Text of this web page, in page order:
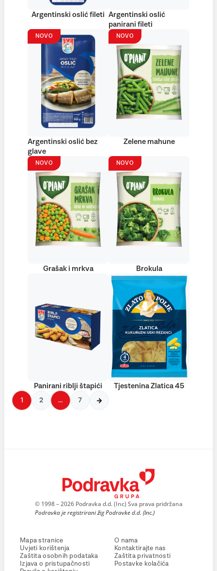
Argentinski oslić fileti Argentinski oslić
panirani fileti
NOVO
Argentinski oslić bez
glave
NOVO
Zelene mahune
NOVO
Grašak i mrkva
NOVO
Brokula
Panirani riblji štapići Tjestenina Zlatica 45
1 2 … 7
© 1998 – 2026 Podravka d.d. (Inc) Sva prava pridržana
Podravka je registrirani žig Podravke d.d. (Inc.)
Mapa stranice
Uvjeti korištenja
Zaštita osobnih podataka
Izjava o pristupačnosti
O nama
Kontaktirajte nas
Zaštita privatnosti
Postavke kolačića